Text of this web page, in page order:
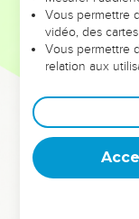
Guéber, le fils
était responsable
et d'Og, le roi du
Juda et Israël
au bord de la mer.
réjouissaient.
Vous permettre
vidéo, des
Vous permettre
relation aux